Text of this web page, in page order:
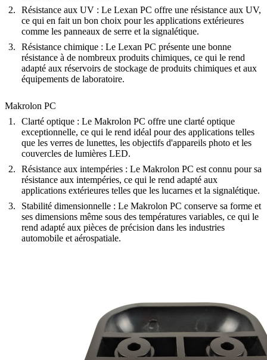
Résistance aux UV : Le Lexan PC offre une résistance aux UV,
ce qui en fait un bon choix pour les applications extérieures
comme les panneaux de serre et la signalétique.
Résistance chimique : Le Lexan PC présente une bonne
résistance à de nombreux produits chimiques, ce qui le rend
adapté aux réservoirs de stockage de produits chimiques et aux
équipements de laboratoire.
Makrolon PC
Clarté optique : Le Makrolon PC offre une clarté optique
exceptionnelle, ce qui le rend idéal pour des applications telles
que les verres de lunettes, les objectifs d'appareils photo et les
couvercles de lumières LED.
Résistance aux intempéries : Le Makrolon PC est connu pour sa
résistance aux intempéries, ce qui le rend adapté aux
applications extérieures telles que les lucarnes et la signalétique.
Stabilité dimensionnelle : Le Makrolon PC conserve sa forme et
ses dimensions même sous des températures variables, ce qui le
rend adapté aux pièces de précision dans les industries
automobile et aérospatiale.